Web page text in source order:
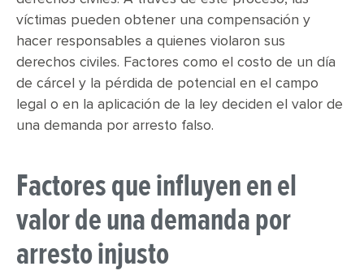
víctimas pueden obtener una compensación y
hacer responsables a quienes violaron sus
derechos civiles. Factores como el costo de un día
de cárcel y la pérdida de potencial en el campo
legal o en la aplicación de la ley deciden el valor de
una demanda por arresto falso.
Factores que influyen en el
valor de una demanda por
arresto injusto